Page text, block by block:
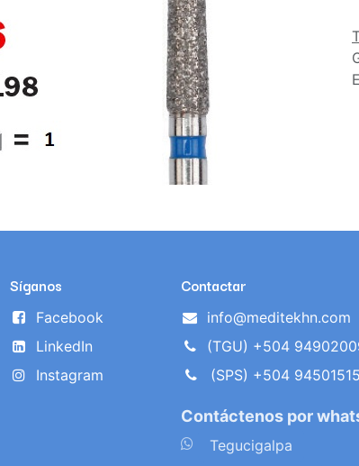
Síganos
Facebook
LinkedIn
Instagram
Contactar
info@meditekhn.com
(TGU) +504
(SPS) +504 94501515
Contáctenos por
Tegucigalpa